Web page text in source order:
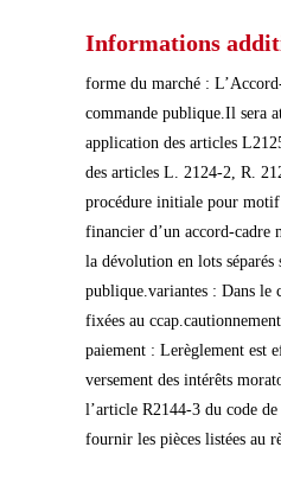
Informations
forme du marché :
commande publique.Il sera
application des articles
des articles L. 2124-2, R.
procédure initiale pour motif
financier d’un accord-cadre
la dévolution en lots
publique.variantes : Dans le
fixées au
paiement : Lerèglement est
versement des intérêts
l’article R2144-3 du code
fournir les pièces listées au